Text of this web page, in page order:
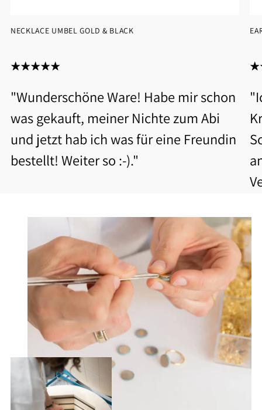
"Wunderschöne Ware! Habe mir schon
was gekauft, meiner Nichte zum Abi
und jetzt hab ich was für eine Freundin
bestellt! Weiter so :-)."
NECKLACE UMBEL GOLD & BLACK